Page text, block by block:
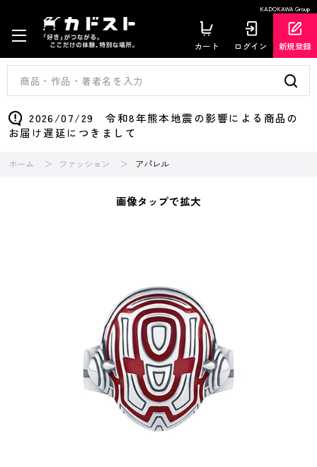
KADOKAWA Group
カート ログイン 新規登録
2026/07/29 令和8年熊本地震の影響による商品の
お届け遅延につきまして
ホーム ファッション アパレル
画像タップで拡大